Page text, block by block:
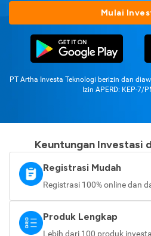
Mulai
PT Artha Investa Teknologi berizin dan
Izin APERD: KEP-7/
Keuntungan Investasi
Registrasi Mudah
Registrasi 100% online dan
Produk Lengkap
Lebih dari 100 produk